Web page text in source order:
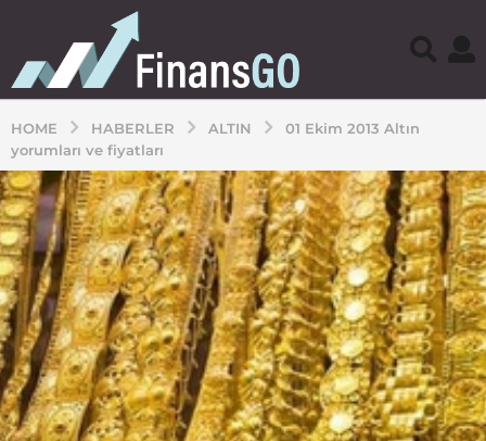
HOME HABERLER ALTIN
01 Ekim 2013 Altın
yorumları ve fiyatları